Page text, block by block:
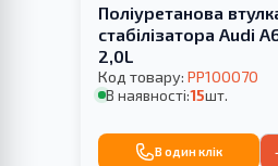
Поліуретанова
стабілізатора Audi
2,0L
Код товару: PP100070
В наявності:15шт.
В один клік